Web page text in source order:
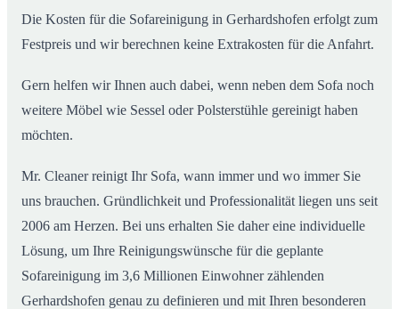
Die Kosten für die Sofareinigung in Gerhardshofen erfolgt zum
Festpreis und wir berechnen keine Extrakosten für die Anfahrt.
Gern helfen wir Ihnen auch dabei, wenn neben dem Sofa noch
weitere Möbel wie Sessel oder Polsterstühle gereinigt haben
möchten.
Mr. Cleaner reinigt Ihr Sofa, wann immer und wo immer Sie
uns brauchen. Gründlichkeit und Professionalität liegen uns seit
2006 am Herzen. Bei uns erhalten Sie daher eine individuelle
Lösung, um Ihre Reinigungswünsche für die geplante
Sofareinigung im 3,6 Millionen Einwohner zählenden
Gerhardshofen genau zu definieren und mit Ihren besonderen